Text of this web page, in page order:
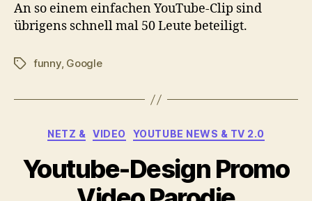
An so einem einfachen YouTube-Clip sind
übrigens schnell mal 50 Leute beteiligt.
Schlagwörter
funny, Google
Kategorien
NETZ & VIDEO YOUTUBE NEWS & TV 2.0
Youtube-Design Promo